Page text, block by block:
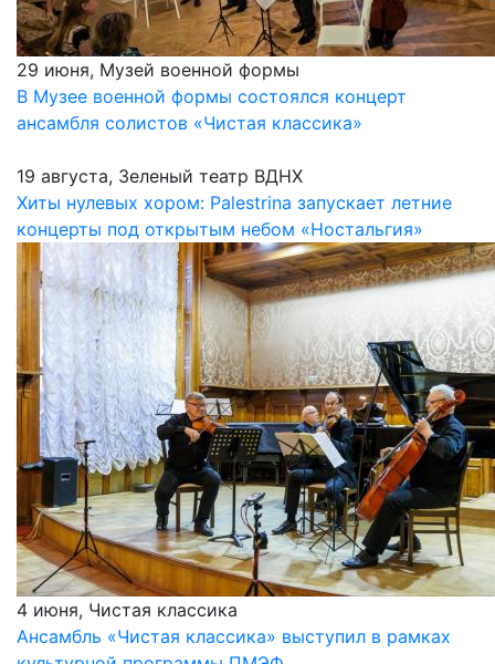
29 июня, Музей военной формы
В Музее военной формы состоялся концерт
ансамбля солистов «Чистая классика»
19 августа, Зеленый театр ВДНХ
Хиты нулевых хором: Palestrina запускает летние
концерты под открытым небом «Ностальгия»
4 июня, Чистая классика
Ансамбль «Чистая классика» выступил в рамках